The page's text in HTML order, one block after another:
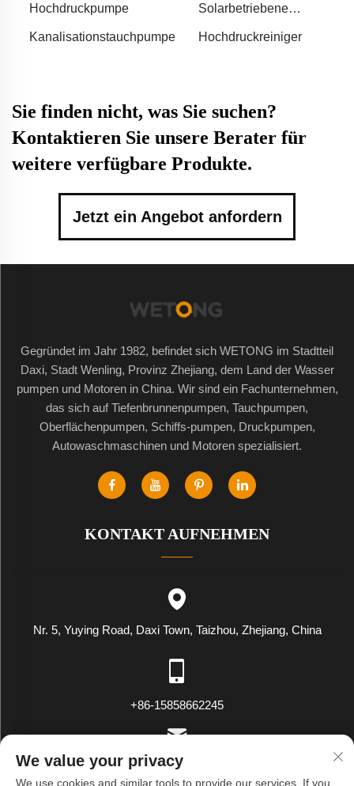
Hochdruckpumpe
Solarbetriebene
Kanalisationstauchpumpe
Hochdruckreiniger
Sie finden nicht, was Sie suchen?
Kontaktieren Sie unsere Berater für
weitere verfügbare Produkte.
Jetzt ein Angebot anfordern
Gegründet im Jahr 1982, befindet sich WETONG im Stadtteil
Daxi, Stadt Wenling, Provinz Zhejiang, dem Land der Wasser
pumpen und Motoren in China. Wir sind ein Fachunternehmen,
das sich auf Tiefenbrunnenpumpen, Tauchpumpen,
Oberflächenpumpen, Schiffs-pumpen, Druckpumpen,
Autowaschmaschinen und Motoren spezialisiert.
KONTAKT AUFNEHMEN
Nr. 5, Yuying Road, Daxi Town, Taizhou, Zhejiang, China
+86-15858662245
[email protected]
We value your privacy
We use cookies and similar tools to provide our services. If you